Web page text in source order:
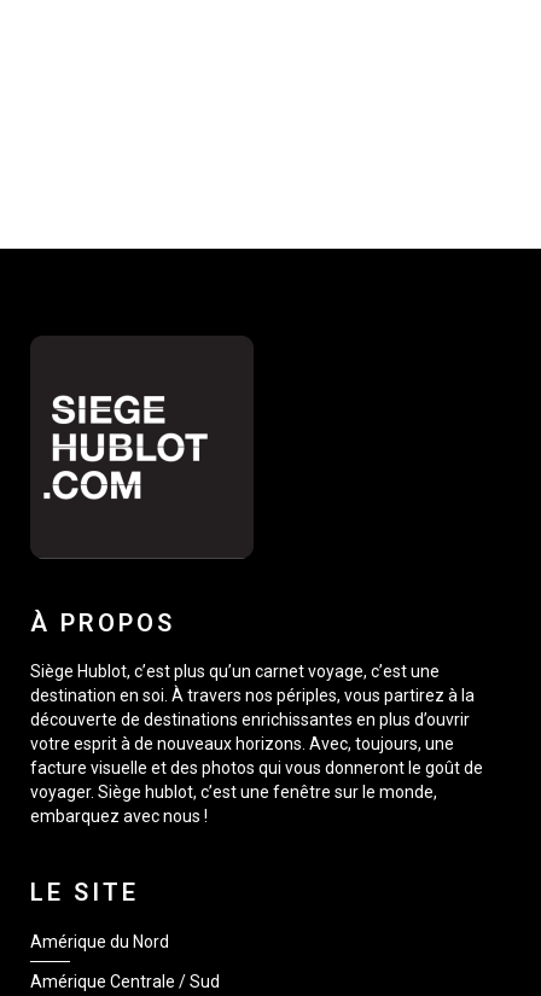
À PROPOS
Siège Hublot, c’est plus qu’un carnet voyage, c’est une
destination en soi. À travers nos périples, vous partirez à la
découverte de destinations enrichissantes en plus d’ouvrir
votre esprit à de nouveaux horizons. Avec, toujours, une
facture visuelle et des photos qui vous donneront le goût de
voyager. Siège hublot, c’est une fenêtre sur le monde,
embarquez avec nous !
LE SITE
Amérique du Nord
Amérique Centrale / Sud